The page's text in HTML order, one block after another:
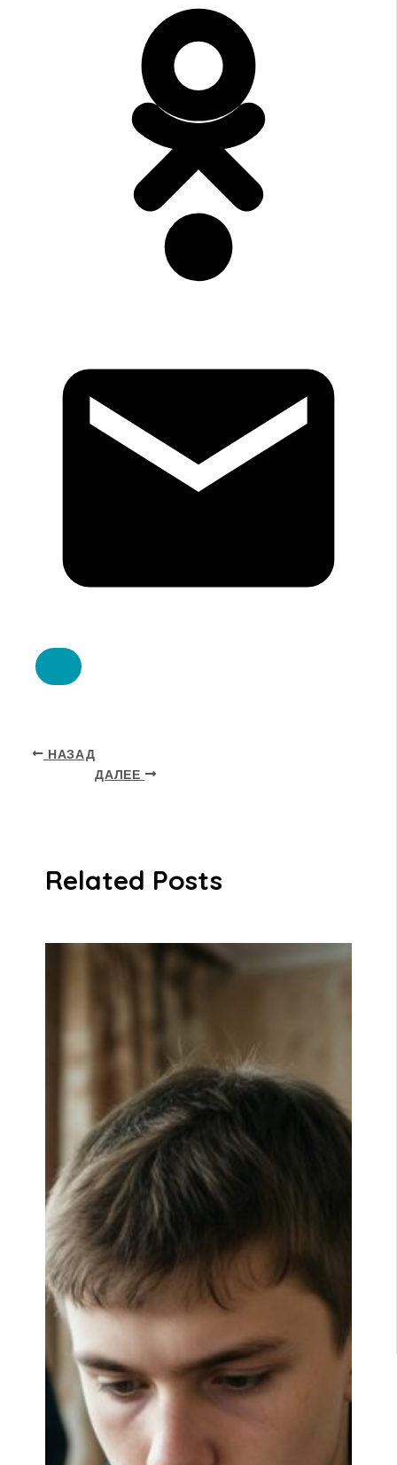
НАЗАД
ДАЛЕЕ
Related Posts